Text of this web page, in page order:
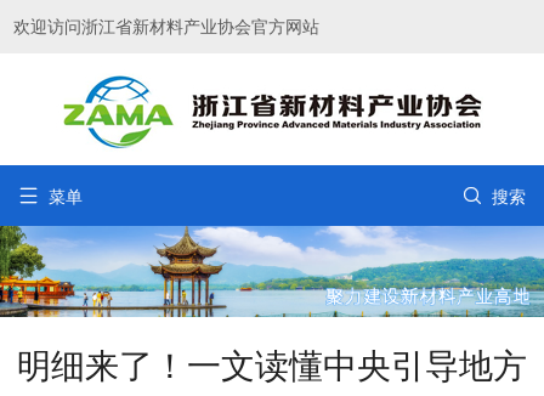
欢迎访问浙江省新材料产业协会官方网站
 菜单  搜索
明细来了！一文读懂中央引导地方